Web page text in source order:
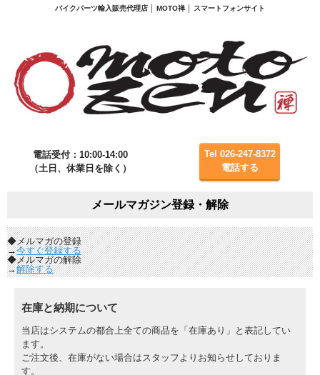
バイクパーツ輸入販売代理店 │ MOTO禅 │ スマートフォンサイト
電話受付：10:00-14:00
（土日、休業日を除く）
Tel 026-247-8372
電話する
メールマガジン登録・解除
◆メルマガの登録
→今すぐ登録する
◆メルマガの解除
→解除する
在庫と納期について
当店はシステムの都合上全ての商品を「在庫あり」と表記してい
ます。
ご注文後、在庫がない場合はスタッフよりお知らせしておりま
す。